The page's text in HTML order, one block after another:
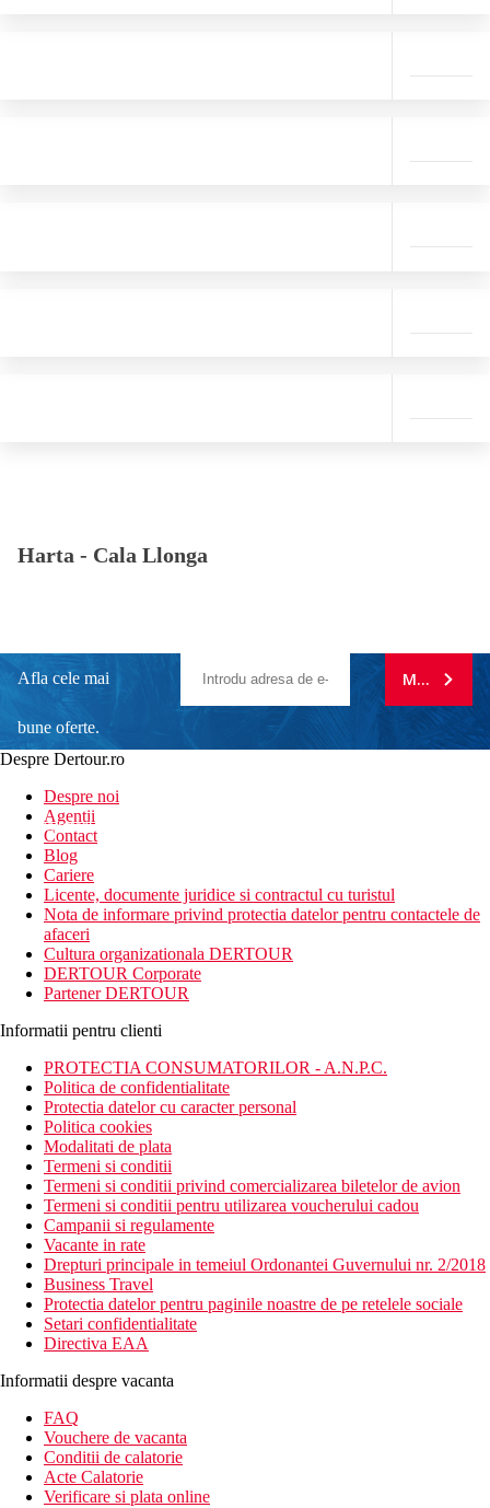
Harta - Cala Llonga
Afla cele mai
bune oferte.
newsletter!
MA
Despre Dertour.ro
Despre noi
Agentii
Contact
Blog
Cariere
Licente, documente juridice si contractul cu turistul
Nota de informare privind protectia datelor pentru contactele de
afaceri
Cultura organizationala DERTOUR
DERTOUR Corporate
Partener DERTOUR
Informatii pentru clienti
PROTECTIA CONSUMATORILOR - A.N.P.C.
Politica de confidentialitate
Protectia datelor cu caracter personal
Politica cookies
Modalitati de plata
Termeni si conditii
Termeni si conditii privind comercializarea biletelor de avion
Termeni si conditii pentru utilizarea voucherului cadou
Campanii si regulamente
Vacante in rate
Drepturi principale in temeiul Ordonantei Guvernului nr. 2/2018
Business Travel
Protectia datelor pentru paginile noastre de pe retelele sociale
Setari confidentialitate
Directiva EAA
Informatii despre vacanta
FAQ
Vouchere de vacanta
Conditii de calatorie
Acte Calatorie
Verificare si plata online